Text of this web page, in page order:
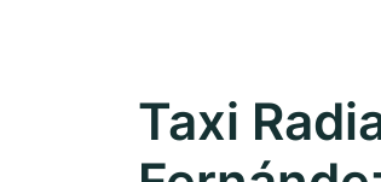
Taxi